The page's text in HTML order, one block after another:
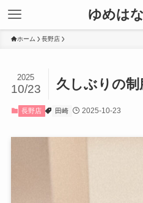
ゆめは
ホーム 長野店
久しぶりの制
2025
10/23
長野店 田崎 2025-10-23